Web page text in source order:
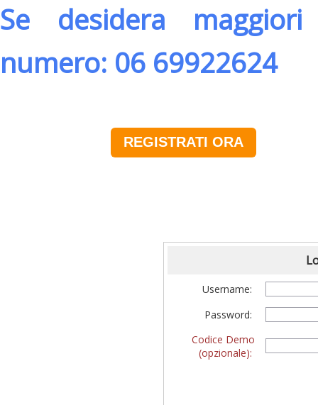
Se desidera
numero: 06 69922624
REGISTRATI ORA
Username:
Password:
Codice Demo
(opzionale):